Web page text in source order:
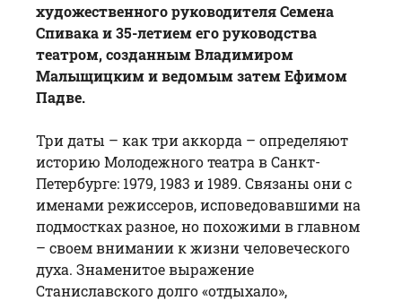
художественного руководителя Семена
Спивака и 35-летием его руководства
театром, созданным Владимиром
Малыщицким и ведомым затем Ефимом
Падве.
Три даты – как три аккорда – определяют
историю Молодежного театра в Санкт-
Петербурге: 1979, 1983 и 1989. Связаны они с
именами режиссеров, исповедовавшими на
подмостках разное, но похожими в главном
– своем внимании к жизни человеческого
духа. Знаменитое выражение
Станиславского долго «отдыхало»,